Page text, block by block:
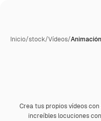
Inicio/stock/Vídeos/
PremiumGenerada con IA
Crea tus propios vídeos con
increíbles locuciones